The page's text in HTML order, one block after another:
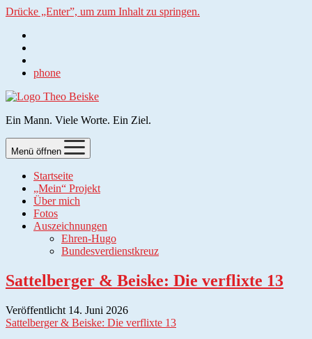
Drücke „Enter”, um zum Inhalt zu springen.
phone
Ein Mann. Viele Worte. Ein Ziel.
Menü öffnen
Startseite
„Mein“ Projekt
Über mich
Fotos
Auszeichnungen
Ehren-Hugo
Bundesverdienstkreuz
Sattelberger & Beiske: Die verflixte 13
Veröffentlicht 14. Juni 2026
Sattelberger & Beiske: Die verflixte 13